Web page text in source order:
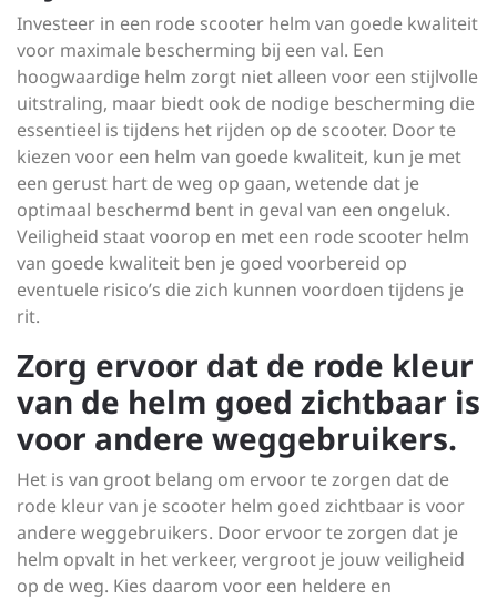
Investeer in een rode scooter helm van goede kwaliteit
voor maximale bescherming bij een val. Een
hoogwaardige helm zorgt niet alleen voor een stijlvolle
uitstraling, maar biedt ook de nodige bescherming die
essentieel is tijdens het rijden op de scooter. Door te
kiezen voor een helm van goede kwaliteit, kun je met
een gerust hart de weg op gaan, wetende dat je
optimaal beschermd bent in geval van een ongeluk.
Veiligheid staat voorop en met een rode scooter helm
van goede kwaliteit ben je goed voorbereid op
eventuele risico’s die zich kunnen voordoen tijdens je
rit.
Zorg ervoor dat de rode kleur
van de helm goed zichtbaar is
voor andere weggebruikers.
Het is van groot belang om ervoor te zorgen dat de
rode kleur van je scooter helm goed zichtbaar is voor
andere weggebruikers. Door ervoor te zorgen dat je
helm opvalt in het verkeer, vergroot je jouw veiligheid
op de weg. Kies daarom voor een heldere en